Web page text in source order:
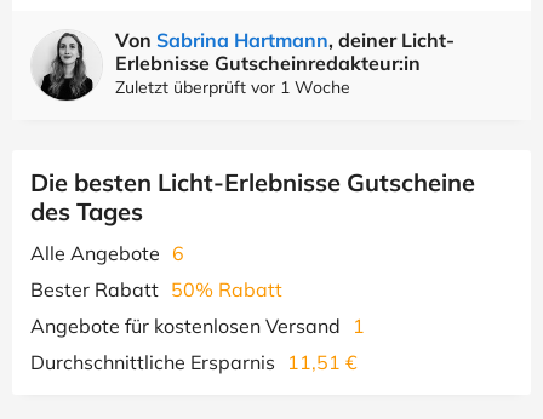
Von Sabrina Hartmann, deiner Licht-
Erlebnisse Gutscheinredakteur:in
Zuletzt überprüft vor 1 Woche
Die besten Licht-Erlebnisse Gutscheine
des Tages
Alle Angebote 6
Bester Rabatt 50% Rabatt
Angebote für kostenlosen Versand
1
Durchschnittliche Ersparnis
11,51 €